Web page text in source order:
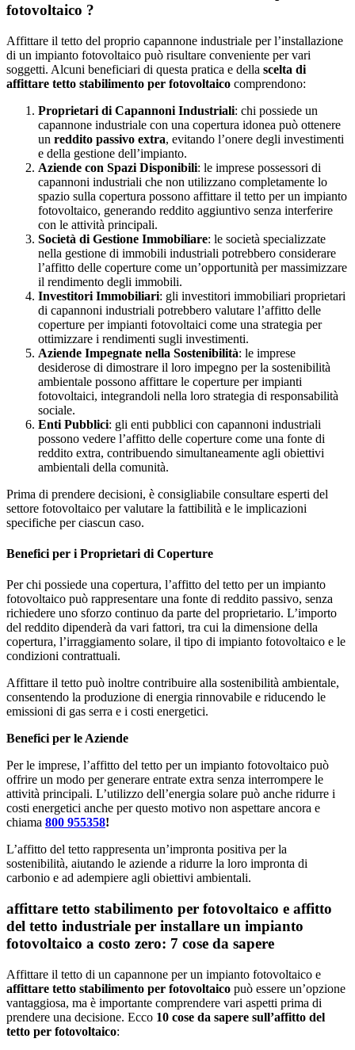
fotovoltaico ?
Affittare il tetto del proprio capannone industriale per l’installazione
di un impianto fotovoltaico può risultare conveniente per vari
soggetti. Alcuni beneficiari di questa pratica e della scelta di
affittare tetto stabilimento per fotovoltaico comprendono:
Proprietari di Capannoni Industriali: chi possiede un
capannone industriale con una copertura idonea può ottenere
un reddito passivo extra, evitando l’onere degli investimenti
e della gestione dell’impianto.
Aziende con Spazi Disponibili: le imprese possessori di
capannoni industriali che non utilizzano completamente lo
spazio sulla copertura possono affittare il tetto per un impianto
fotovoltaico, generando reddito aggiuntivo senza interferire
con le attività principali.
Società di Gestione Immobiliare: le società specializzate
nella gestione di immobili industriali potrebbero considerare
l’affitto delle coperture come un’opportunità per massimizzare
il rendimento degli immobili.
Investitori Immobiliari: gli investitori immobiliari proprietari
di capannoni industriali potrebbero valutare l’affitto delle
coperture per impianti fotovoltaici come una strategia per
ottimizzare i rendimenti sugli investimenti.
Aziende Impegnate nella Sostenibilità: le imprese
desiderose di dimostrare il loro impegno per la sostenibilità
ambientale possono affittare le coperture per impianti
fotovoltaici, integrandoli nella loro strategia di responsabilità
sociale.
Enti Pubblici: gli enti pubblici con capannoni industriali
possono vedere l’affitto delle coperture come una fonte di
reddito extra, contribuendo simultaneamente agli obiettivi
ambientali della comunità.
Prima di prendere decisioni, è consigliabile consultare esperti del
settore fotovoltaico per valutare la fattibilità e le implicazioni
specifiche per ciascun caso.
Benefici per i Proprietari di Coperture
Per chi possiede una copertura, l’affitto del tetto per un impianto
fotovoltaico può rappresentare una fonte di reddito passivo, senza
richiedere uno sforzo continuo da parte del proprietario. L’importo
del reddito dipenderà da vari fattori, tra cui la dimensione della
copertura, l’irraggiamento solare, il tipo di impianto fotovoltaico e le
condizioni contrattuali.
Affittare il tetto può inoltre contribuire alla sostenibilità ambientale,
consentendo la produzione di energia rinnovabile e riducendo le
emissioni di gas serra e i costi energetici.
Benefici per le Aziende
Per le imprese, l’affitto del tetto per un impianto fotovoltaico può
offrire un modo per generare entrate extra senza interrompere le
attività principali. L’utilizzo dell’energia solare può anche ridurre i
costi energetici anche per questo motivo non aspettare ancora e
chiama 800 955358!
L’affitto del tetto rappresenta un’impronta positiva per la
sostenibilità, aiutando le aziende a ridurre la loro impronta di
carbonio e ad adempiere agli obiettivi ambientali.
affittare tetto stabilimento per fotovoltaico e affitto
del tetto industriale per installare un impianto
fotovoltaico a costo zero: 7 cose da sapere
Affittare il tetto di un capannone per un impianto fotovoltaico e
affittare tetto stabilimento per fotovoltaico può essere un’opzione
vantaggiosa, ma è importante comprendere vari aspetti prima di
prendere una decisione. Ecco 10 cose da sapere sull’affitto del
tetto per fotovoltaico: